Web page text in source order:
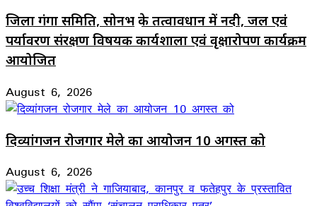
जिला गंगा समिति, सोनभद्र के तत्वावधान में नदी, जल एवं
पर्यावरण संरक्षण विषयक कार्यशाला एवं वृक्षारोपण कार्यक्रम
आयोजित
August 6, 2026
दिव्यांगजन रोजगार मेले का आयोजन 10 अगस्त को
August 6, 2026